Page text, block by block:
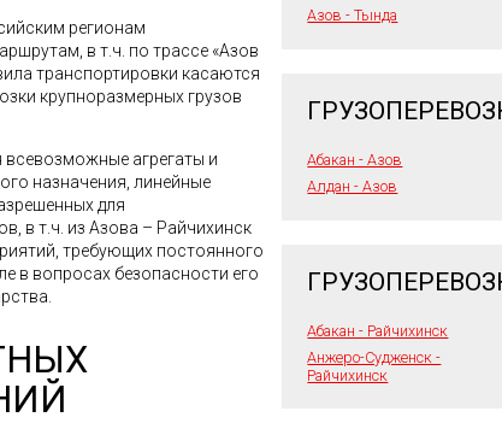
регионам
в т.ч. по трассе «Азов
транспортировки касаются
крупноразмерных грузов
всевозможные агрегаты и
назначения, линейные
для
в т.ч. из Азова – Райчихинск
требующих постоянного
в вопросах безопасности его
Азов - Тында
Абакан - Азов
Алдан - Азов
Абакан - Райчихинск
Анжеро-Судженск -
Райчихинск